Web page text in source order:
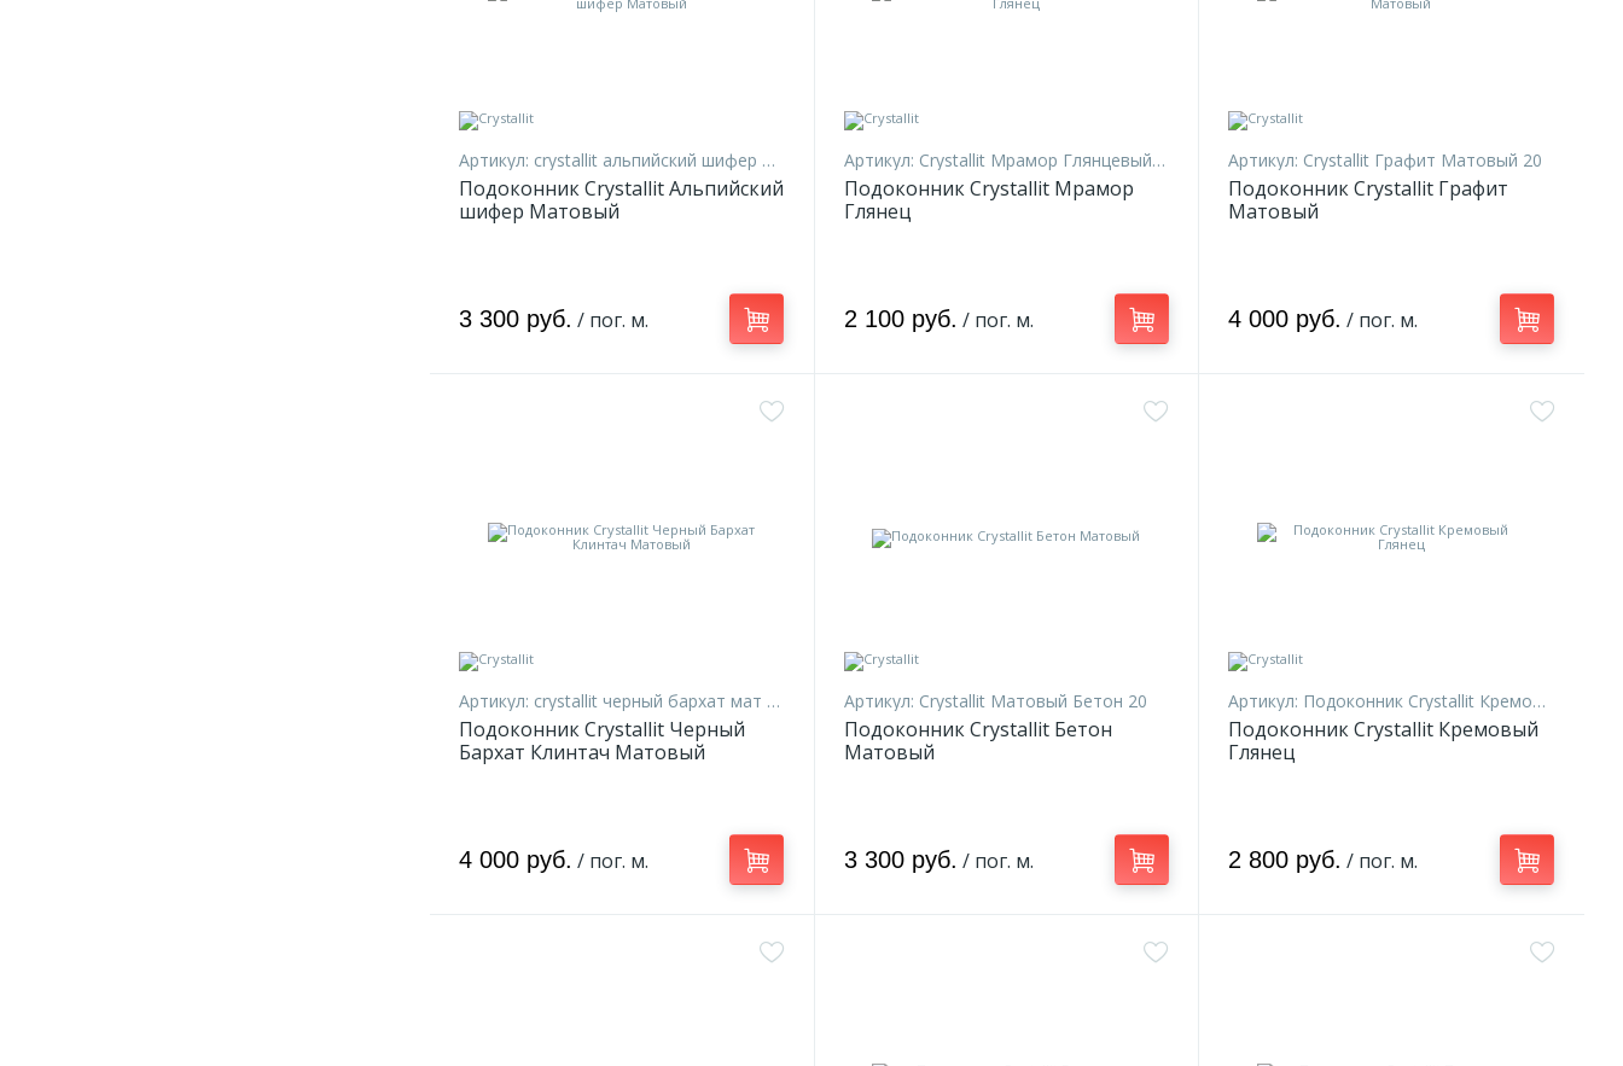
Артикул: crystallit альпийский шифер мат 20
Подоконник Crystallit Альпийский
шифер Матовый
3 300 руб. / пог. м.
Артикул: Crystallit Мрамор Глянцевый 15
Подоконник Crystallit Мрамор
Глянец
2 100 руб. / пог. м.
Артикул: Crystallit Графит Матовый 20
Подоконник Crystallit Графит
Матовый
4 000 руб. / пог. м.
Артикул: crystallit черный бархат мат 20
Подоконник Crystallit Черный
Бархат Клинтач Матовый
4 000 руб. / пог. м.
Артикул: Crystallit Матовый Бетон 20
Подоконник Crystallit Бетон
Матовый
3 300 руб. / пог. м.
Артикул: Подоконник Crystallit Кремовый Глянец 20
Подоконник Crystallit Кремовый
Глянец
2 800 руб. / пог. м.